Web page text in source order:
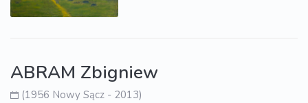
ABRAM Zbigniew
(1956 Nowy Sącz - 2013)